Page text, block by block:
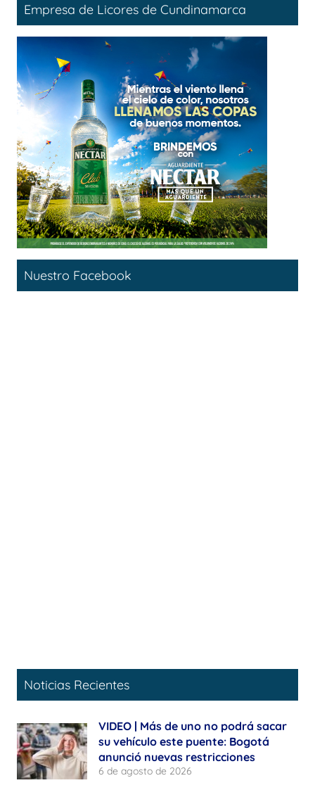
Empresa de Licores de Cundinamarca
Nuestro Facebook
Noticias Recientes
VIDEO | Más de uno no podrá sacar
su vehículo este puente: Bogotá
anunció nuevas restricciones
6 de agosto de 2026